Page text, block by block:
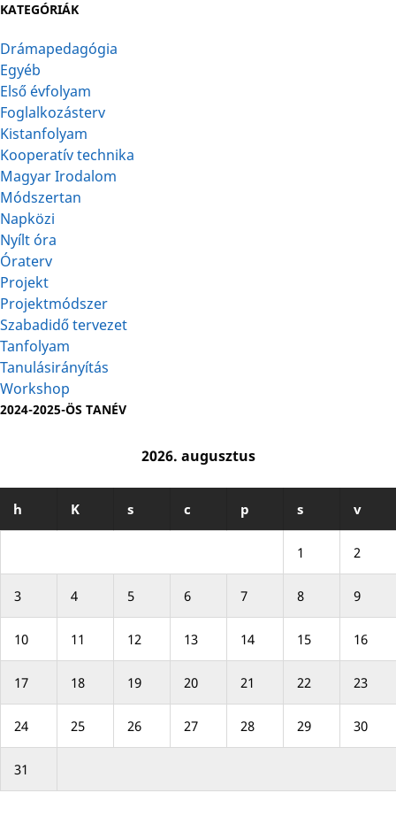
KATEGÓRIÁK
Drámapedagógia
Egyéb
Első évfolyam
Foglalkozásterv
Kistanfolyam
Kooperatív technika
Magyar Irodalom
Módszertan
Napközi
Nyílt óra
Óraterv
Projekt
Projektmódszer
Szabadidő tervezet
Tanfolyam
Tanulásirányítás
Workshop
2024-2025-ÖS TANÉV
2026. augusztus
h K s c p s v
1 2
3 4 5 6 7 8 9
10 11 12 13 14 15 16
17 18 19 20 21 22 23
24 25 26 27 28 29 30
31